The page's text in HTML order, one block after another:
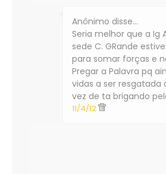
Anônimo disse…
Seria melhor que a Ig
sede C. GRande
para somar forças e
Pregar a Palavra pq
vidas a ser resgatada
vez de ta brigando
11/4/12